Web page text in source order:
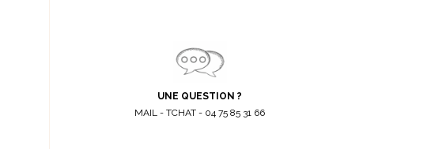
UNE QUESTION ?
MAIL - TCHAT - 04 75 85 31 66